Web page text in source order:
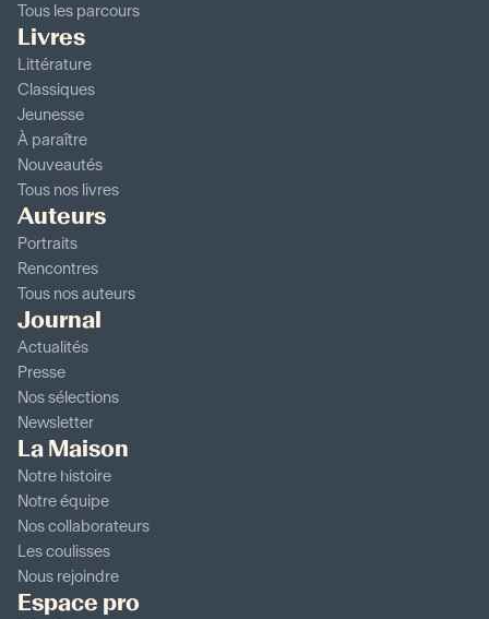
Tous les parcours
Livres
Littérature
Classiques
Jeunesse
À paraître
Nouveautés
Tous nos livres
Auteurs
Portraits
Rencontres
Tous nos auteurs
Journal
Actualités
Presse
Nos sélections
Newsletter
La Maison
Notre histoire
Notre équipe
Nos collaborateurs
Les coulisses
Nous rejoindre
Espace pro